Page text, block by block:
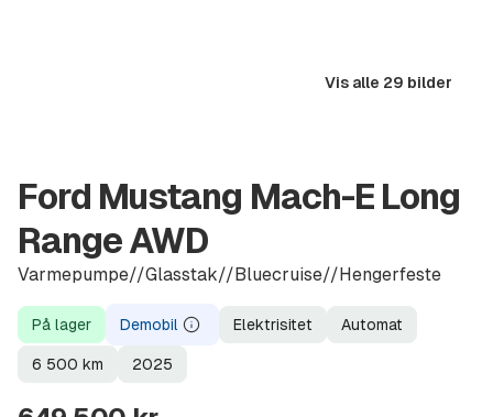
Vis alle 29 bilder
Ford Mustang Mach-E Long
Range AWD
Varmepumpe//Glasstak//Bluecruise//Hengerfeste
På lager Demobil DemobilElektrisitet Automat
6 500 km 2025